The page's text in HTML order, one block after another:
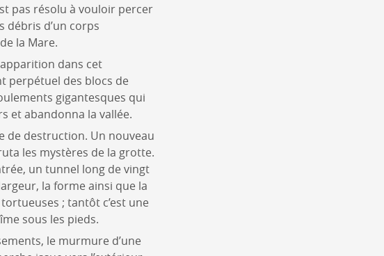
pas résolu à vouloir percer
débris d’un corps
la Mare.
dans cet
perpétuel des blocs de
gigantesques qui
et abandonna la vallée.
de destruction. Un nouveau
les mystères de la grotte.
un tunnel long de vingt
la forme ainsi que la
; tantôt c’est une
sous les pieds.
le murmure d’une